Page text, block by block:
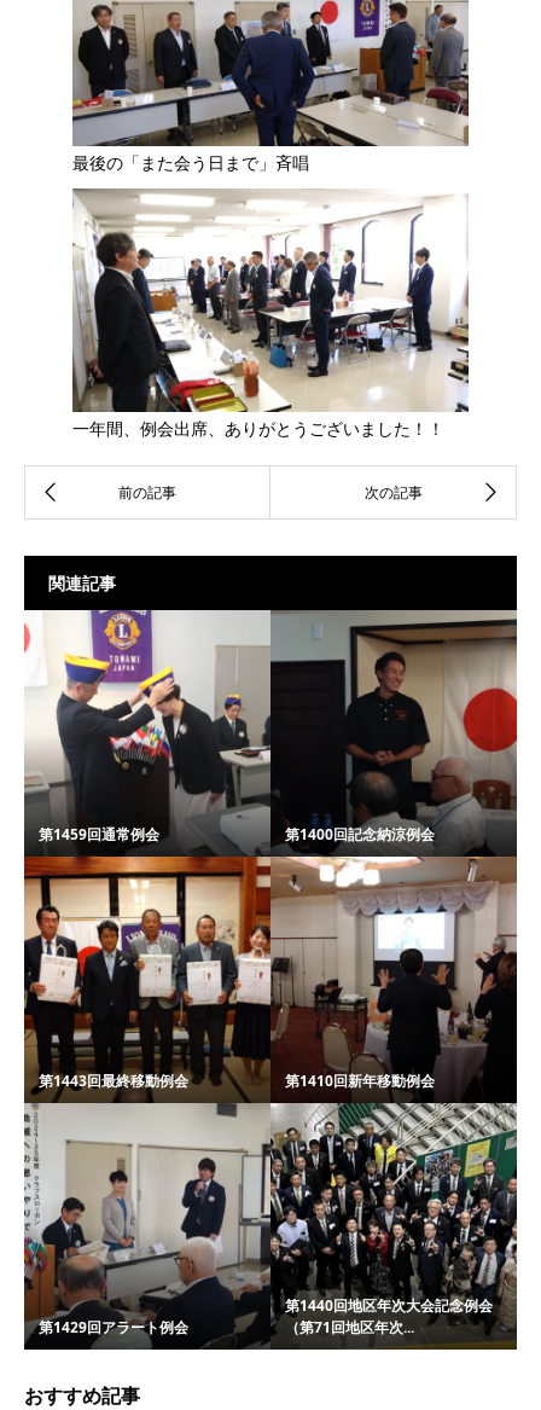
最後の「また会う日まで」斉唱
一年間、例会出席、ありがとうございました！！
関連記事
第1459回通常例会 第1400回記念納涼例会
第1443回最終移動例会 第1410回新年移動例会
第1429回アラート例会
第1440回地区年次大会記念例会
（第71回地区年次...
おすすめ記事